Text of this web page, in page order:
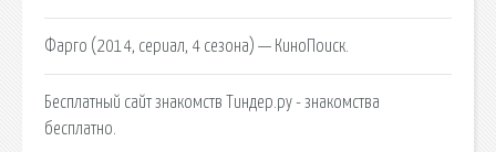
Фарго (2014, сериал, 4 сезона) — КиноПоиск.
Бесплатный сайт знакомств Тиндер.ру - знакомства
бесплатно.